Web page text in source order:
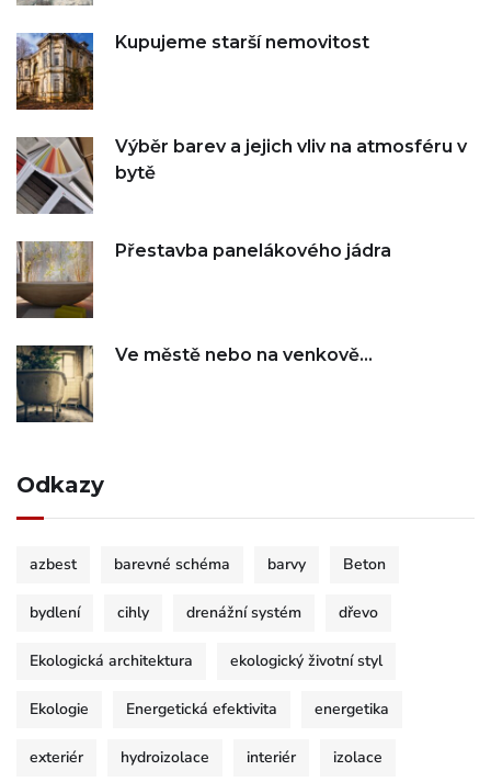
Kupujeme starší nemovitost
Výběr barev a jejich vliv na atmosféru v
bytě
Přestavba panelákového jádra
Ve městě nebo na venkově…
Odkazy
azbest barevné schéma barvy Beton
bydlení cihly drenážní systém dřevo
Ekologická architektura ekologický životní styl
Ekologie Energetická efektivita energetika
exteriér hydroizolace interiér izolace